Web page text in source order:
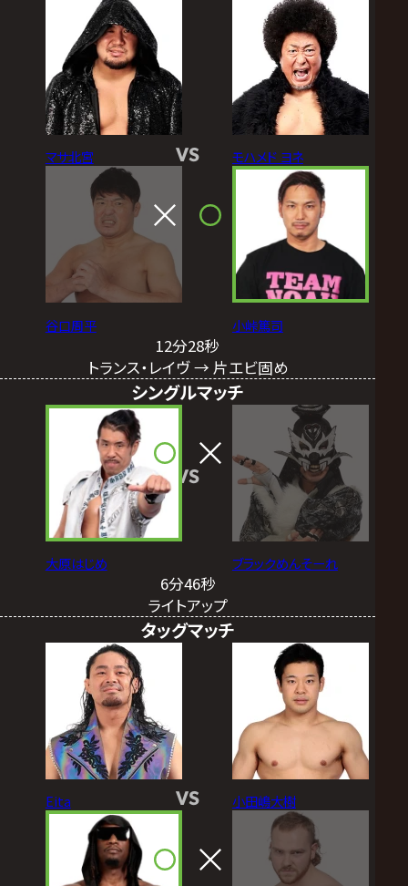
マサ北宮
谷口周平
VS モハメド ヨネ
小峠篤司
12分28秒
トランス・レイヴ → 片エビ固め
シングルマッチ
大原はじめ
VS
ブラックめんそーれ
6分46秒
ライトアップ
タッグマッチ
Eita VS 小田嶋大樹